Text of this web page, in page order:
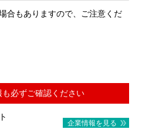
合もありますので、ご注意くだ
必ずご確認ください
企業情報を見る